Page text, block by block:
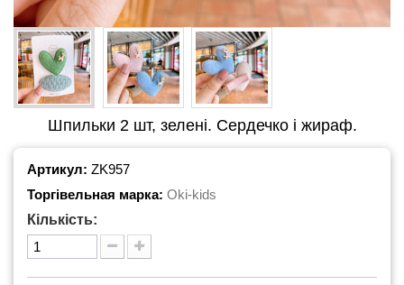
Шпильки 2 шт, зелені. Сердечко і жираф.
Артикул: ZK957
Торгівельная марка: Oki-kids
Кількість: